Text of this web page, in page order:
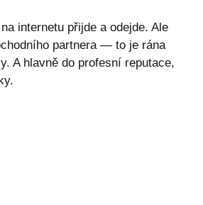
internetu přijde a odejde. Ale
partnera — to je rána
A hlavně do profesní reputace,